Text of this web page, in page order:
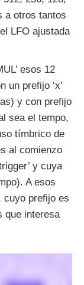
a otros tantos
LFO ajustada
esos 12
un prefijo ‘x’
y con prefijo
sea el tempo,
tímbrico de
al comienzo
y cuya
A esos
cuyo prefijo es
que interesa